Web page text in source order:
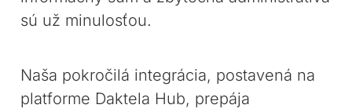
sú už minulosťou.
Naša pokročilá integrácia, postavená na
platforme Daktela Hub, prepája